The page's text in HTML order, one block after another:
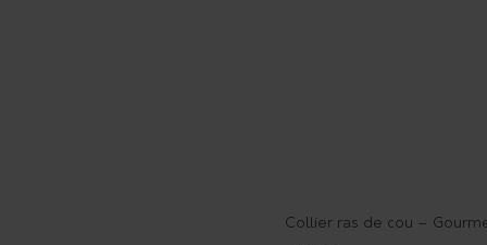
Collier ras de cou –